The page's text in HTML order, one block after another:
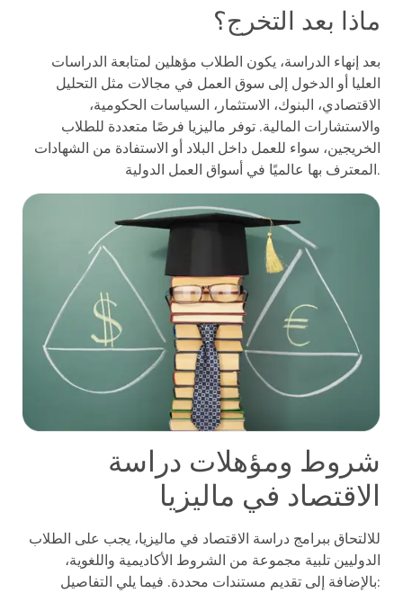
ماذا بعد التخرج؟
بعد إنهاء الدراسة، يكون الطلاب مؤهلين لمتابعة الدراسات
العليا أو الدخول إلى سوق العمل في مجالات مثل التحليل
الاقتصادي، البنوك، الاستثمار، السياسات الحكومية،
والاستشارات المالية. توفر ماليزيا فرصًا متعددة للطلاب
الخريجين، سواء للعمل داخل البلاد أو الاستفادة من الشهادات
المعترف بها عالميًا في أسواق العمل الدولية.
شروط ومؤهلات دراسة
الاقتصاد في ماليزيا
للالتحاق ببرامج دراسة الاقتصاد في ماليزيا، يجب على الطلاب
الدوليين تلبية مجموعة من الشروط الأكاديمية واللغوية،
بالإضافة إلى تقديم مستندات محددة. فيما يلي التفاصيل: